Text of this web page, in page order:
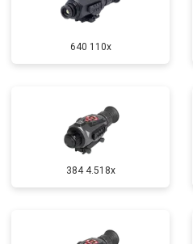
640 110x
384 4.518x